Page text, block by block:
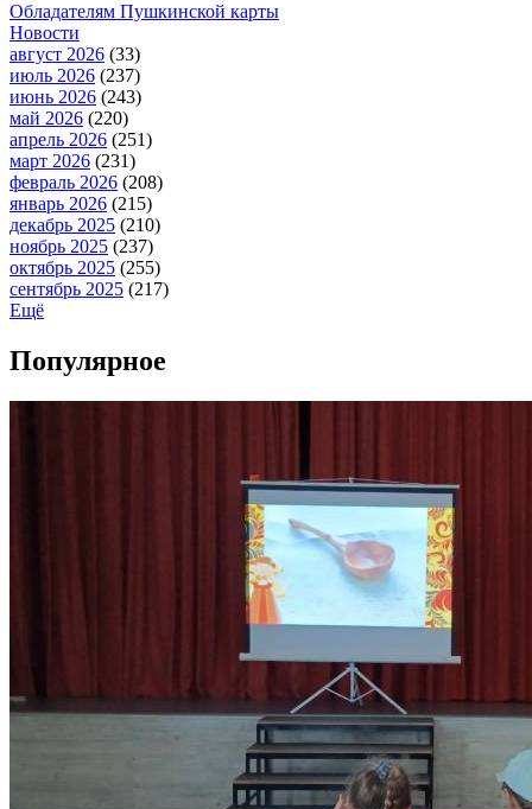
Обладателям Пушкинской карты
Новости
август 2026 (33)
июль 2026 (237)
июнь 2026 (243)
май 2026 (220)
апрель 2026 (251)
март 2026 (231)
февраль 2026 (208)
январь 2026 (215)
декабрь 2025 (210)
ноябрь 2025 (237)
октябрь 2025 (255)
сентябрь 2025 (217)
Ещё
Популярное